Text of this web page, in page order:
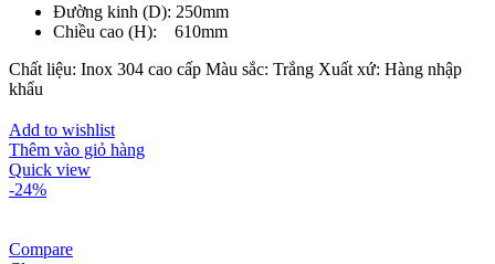
Đường kinh (D): 250mm
Chiều cao (H): 610mm
Chất liệu: Inox 304 cao cấp Màu sắc: Trắng Xuất xứ: Hàng nhập
khẩu
Add to wishlist
Thêm vào giỏ hàng
Quick view
-24%
Compare